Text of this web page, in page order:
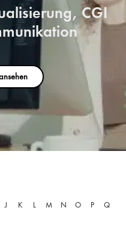
CGI
J K L M N O P
Q